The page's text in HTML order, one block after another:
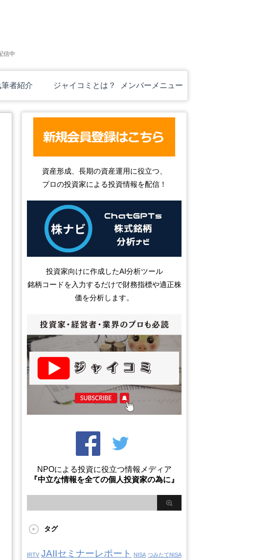
信中
筆者紹介 ジャイコミとは？ メンバーメニュー
資産形成、長期の資産運用に役立つ、
プロの投資家による投資情報を配信！
投資家向けに作成したAI分析ツール
銘柄コードを入力するだけで財務指標や適正株
価を分析します。
NPOによる投資に役立つ情報メディア
『中立な情報を全ての個人投資家の為に』
タグ
IRTV JAIIセミナーレポート NISA つみたてNISA